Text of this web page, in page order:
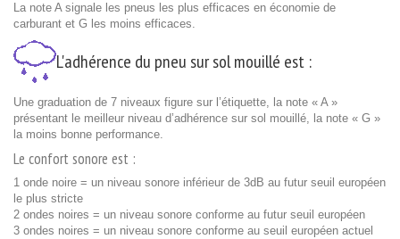
La note A signale les pneus les plus efficaces en économie de
carburant et G les moins efficaces.
L'adhérence du pneu sur sol mouillé est :
Une graduation de 7 niveaux figure sur l’étiquette, la note « A »
présentant le meilleur niveau d’adhérence sur sol mouillé, la note « G »
la moins bonne performance.
Le confort sonore est :
1 onde noire = un niveau sonore inférieur de 3dB au futur seuil européen
le plus stricte
2 ondes noires = un niveau sonore conforme au futur seuil européen
3 ondes noires = un niveau sonore conforme au seuil européen actuel